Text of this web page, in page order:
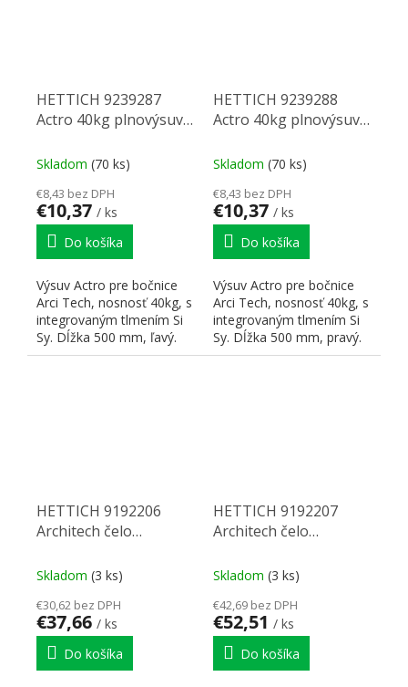
HETTICH 9239287
Actro 40kg plnovýsuv
system ľavý
Skladom (70 ks)
€8,43 bez DPH
€10,37 / ks
Do košíka
Výsuv Actro pre bočnice
Arci Tech, nosnosť 40kg, s
integrovaným tlmením Si
Sy. Dĺžka 500 mm, ľavý.
Možno kombinovať s...
HETTICH 9239288
Actro 40kg plnovýsuv
system pravý
Skladom (70 ks)
€8,43 bez DPH
€10,37 / ks
Do košíka
Výsuv Actro pre bočnice
Arci Tech, nosnosť 40kg, s
integrovaným tlmením Si
Sy. Dĺžka 500 mm, pravý.
Možno kombinovať...
HETTICH 9192206
Architech čelo
2000/94 biela
Skladom (3 ks)
€30,62 bez DPH
€37,66 / ks
Do košíka
HETTICH 9192207
Architech čelo
2000/94 šampaň
Skladom (3 ks)
€42,69 bez DPH
€52,51 / ks
Do košíka